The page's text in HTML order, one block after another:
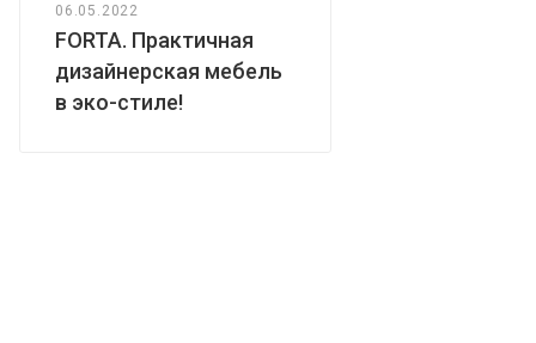
06.05.2022
FORTA. Практичная
дизайнерская мебель
в эко-стиле!